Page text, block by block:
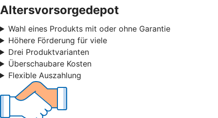
Altersvorsorgedepot
Wahl eines Produkts mit oder ohne Garantie
Höhere Förderung für viele
Drei Produktvarianten
Überschaubare Kosten
Flexible Auszahlung